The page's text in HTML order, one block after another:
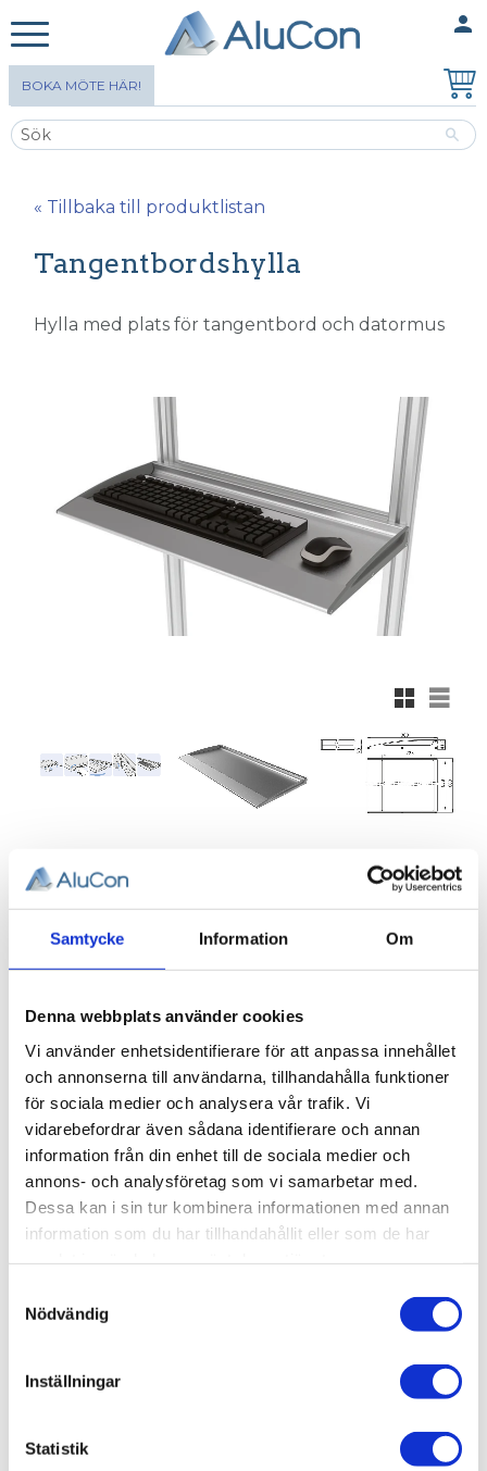
Samtycke Information Om
Denna webbplats använder cookies
Vi använder enhetsidentifierare för att anpassa innehållet
och annonserna till användarna, tillhandahålla funktioner
för sociala medier och analysera vår trafik. Vi
vidarebefordrar även sådana identifierare och annan
information från din enhet till de sociala medier och
annons- och analysföretag som vi samarbetar med.
Dessa kan i sin tur kombinera informationen med annan
information som du har tillhandahållit eller som de har
Nödvändig
Inställningar
Statistik
person
BOKA MÖTE HÄR!
« Tillbaka till produktlistan
Tangentbordshylla
Hylla med plats för tangentbord och datormus
Rutnätsvy
Listvy
1 758,49KR
Antal
KÖP
Lagerstatus
Beställningsvara, lev. tid: 1-2
Artikelnr
099-036
Vikt
2,645 kg
Hylla av aluminium med plats för tangentbord
och datormus med armledsstöd
Material:
Hylla: Aluminium, anodiserat
Täcklock: Plast, PA
Täcklock: Grå